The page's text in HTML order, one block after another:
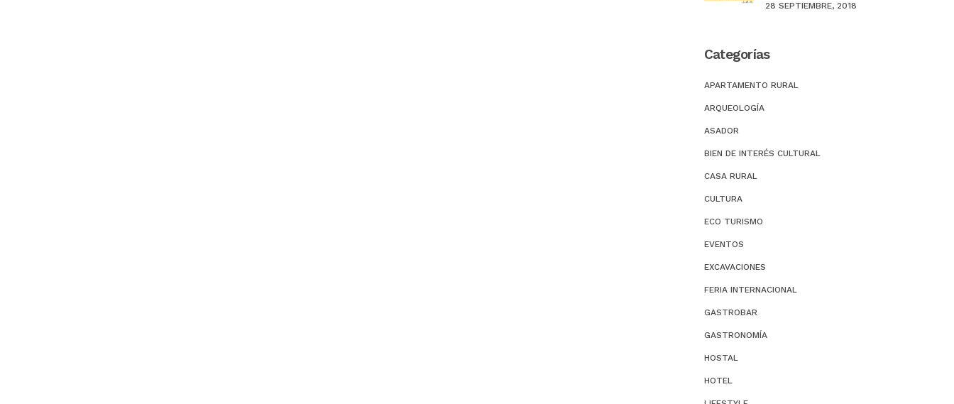
28 SEPTIEMBRE, 2018
Categorías
APARTAMENTO RURAL
ARQUEOLOGÍA
ASADOR
BIEN DE INTERÉS CULTURAL
CASA RURAL
CULTURA
ECO TURISMO
EVENTOS
EXCAVACIONES
FERIA INTERNACIONAL
GASTROBAR
GASTRONOMÍA
HOSTAL
HOTEL